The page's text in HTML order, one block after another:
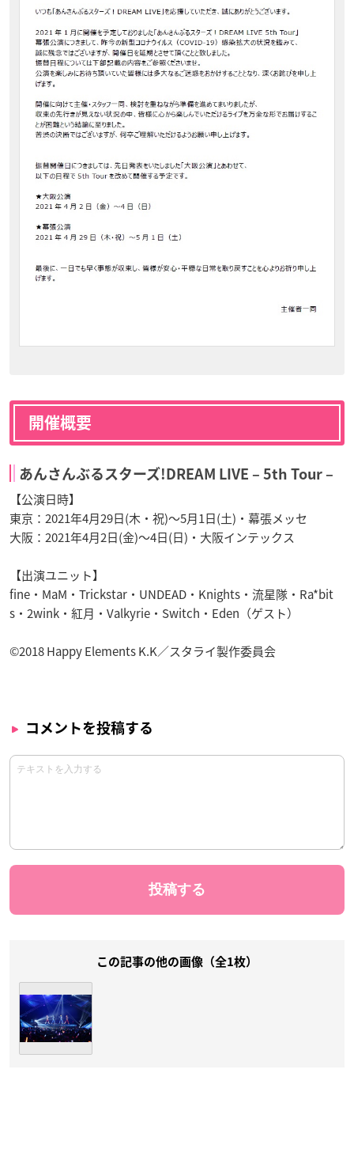
開催概要
あんさんぶるスターズ!DREAM LIVE – 5th Tour –
【公演日時】
東京：2021年4月29日(木・祝)～5月1日(土)・幕張メッセ
大阪：2021年4月2日(金)～4日(日)・大阪インテックス
【出演ユニット】
fine・MaM・Trickstar・UNDEAD・Knights・流星隊・Ra*bit
s・2wink・紅月・Valkyrie・Switch・Eden（ゲスト）
©2018 Happy Elements K.K／スタライ製作委員会
コメントを投稿する
この記事の他の画像（全1枚）